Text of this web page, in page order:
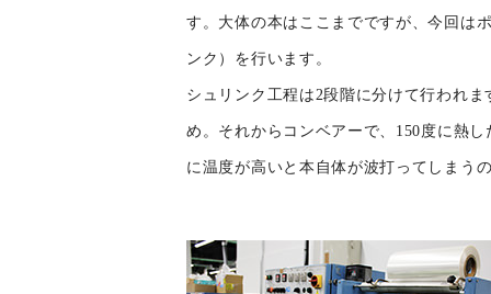
す。大体の本はここまでですが、今回は
ンク）を行います。
シュリンク工程は2段階に分けて行われ
め。それからコンベアーで、150度に熱
に温度が高いと本自体が波打ってしまう